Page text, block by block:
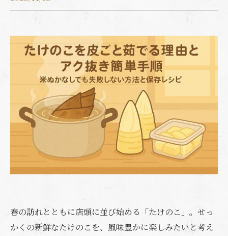
春の訪れとともに店頭に並び始める「たけのこ」。せっ
かくの新鮮なたけのこを、風味豊かに楽しみたいと考え